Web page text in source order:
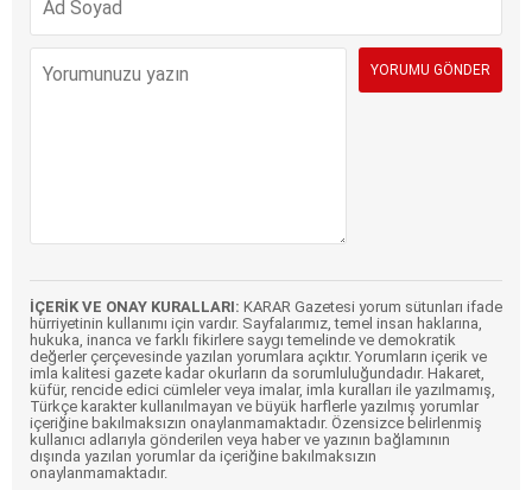
İÇERİK VE ONAY KURALLARI: KARAR Gazetesi yorum sütunları ifade
hürriyetinin kullanımı için vardır. Sayfalarımız, temel insan haklarına,
hukuka, inanca ve farklı fikirlere saygı temelinde ve demokratik
değerler çerçevesinde yazılan yorumlara açıktır. Yorumların içerik ve
imla kalitesi gazete kadar okurların da sorumluluğundadır. Hakaret,
küfür, rencide edici cümleler veya imalar, imla kuralları ile yazılmamış,
Türkçe karakter kullanılmayan ve büyük harflerle yazılmış yorumlar
içeriğine bakılmaksızın onaylanmamaktadır. Özensizce belirlenmiş
kullanıcı adlarıyla gönderilen veya haber ve yazının bağlamının
dışında yazılan yorumlar da içeriğine bakılmaksızın
onaylanmamaktadır.